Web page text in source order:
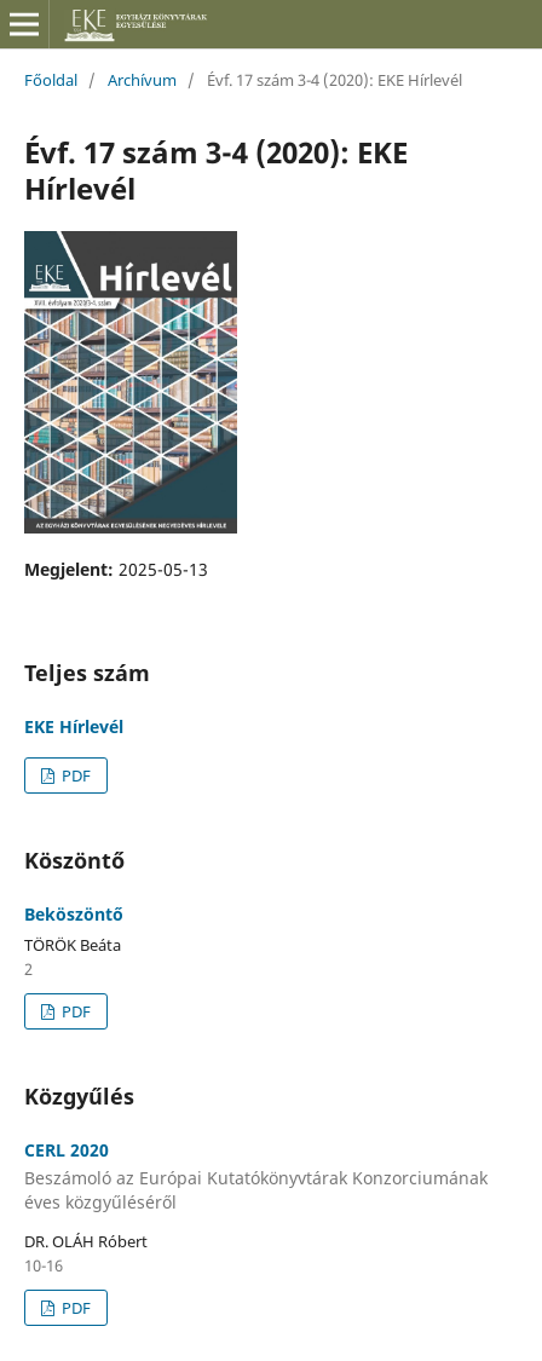
Főoldal / Archívum / Évf. 17 szám 3-4 (2020): EKE Hírlevél
Évf. 17 szám 3-4 (2020): EKE
Hírlevél
Megjelent: 2025-05-13
Teljes szám
EKE Hírlevél
PDF
Köszöntő
Beköszöntő
TÖRÖK Beáta
2
PDF
Közgyűlés
CERL 2020
Beszámoló az Európai Kutatókönyvtárak Konzorciumának
éves közgyűléséről
DR. OLÁH Róbert
10-16
PDF